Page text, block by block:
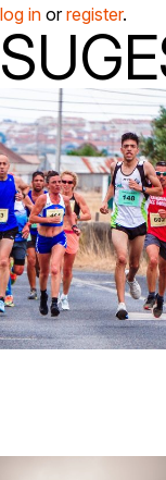
log in orregister.